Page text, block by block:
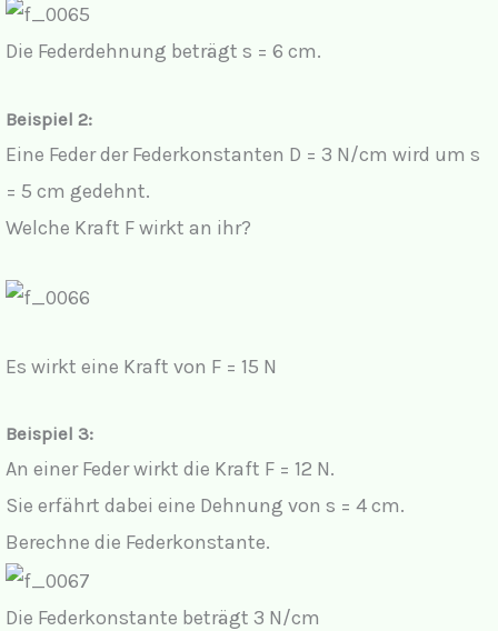
Die Federdehnung beträgt s = 6 cm.
Beispiel 2:
Eine Feder der Federkonstanten D = 3 N/cm wird um s
= 5 cm gedehnt.
Welche Kraft F wirkt an ihr?
Es wirkt eine Kraft von F = 15 N
Beispiel 3:
An einer Feder wirkt die Kraft F = 12 N.
Sie erfährt dabei eine Dehnung von s = 4 cm.
Berechne die Federkonstante.
Die Federkonstante beträgt 3 N/cm